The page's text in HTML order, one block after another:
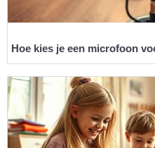
Hoe kies je een microfoon